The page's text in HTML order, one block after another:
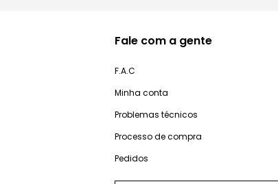
Fale com a gente
F.A.C
Minha conta
Problemas técnicos
Processo de compra
Pedidos